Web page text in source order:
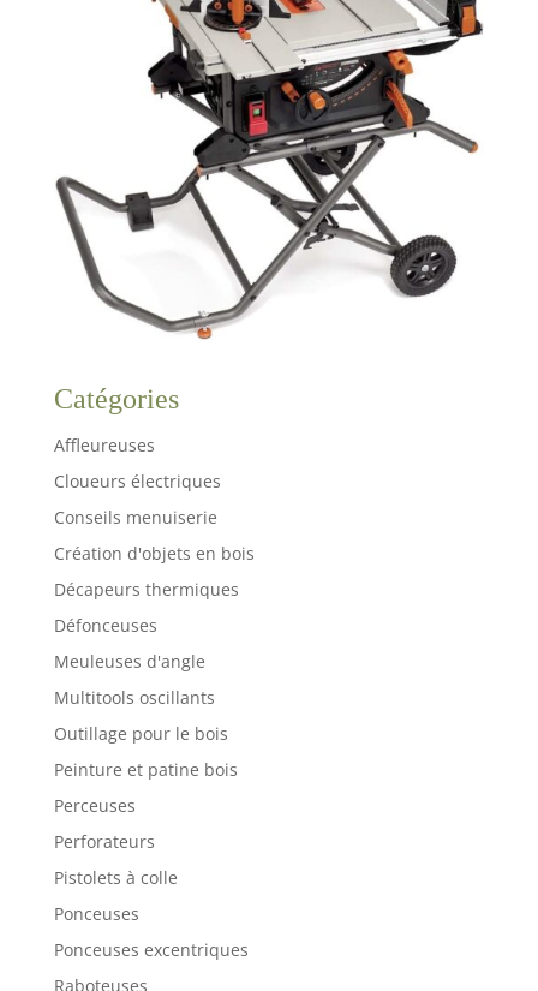
Catégories
Affleureuses
Cloueurs électriques
Conseils menuiserie
Création d'objets en bois
Décapeurs thermiques
Défonceuses
Meuleuses d'angle
Multitools oscillants
Outillage pour le bois
Peinture et patine bois
Perceuses
Perforateurs
Pistolets à colle
Ponceuses
Ponceuses excentriques
Raboteuses